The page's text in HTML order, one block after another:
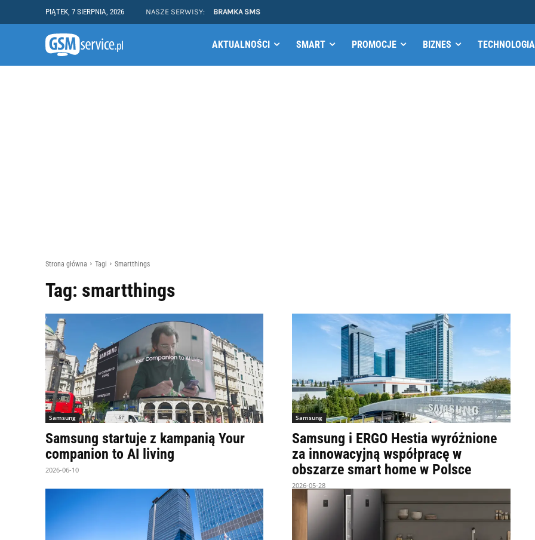
PIĄTEK, 7 SIERPNIA, 2026 NASZE SERWISY: BRAMKA SMS
AKTUALNOŚCI SMART PROMOCJE BIZNES
Strona główna Tagi Smartthings
Tag: smartthings
Samsung
Samsung startuje z kampanią Your
companion to AI living
2026-06-10
Samsung
Samsung i ERGO Hestia wyróżnione
za innowacyjną współpracę w
obszarze smart home w Polsce
2026-05-28